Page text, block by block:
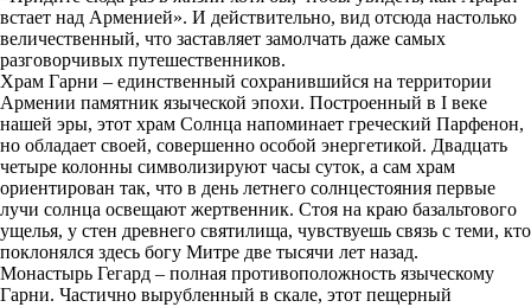
встает над Арменией». И действительно, вид отсюда настолько
величественный, что заставляет замолчать даже самых
разговорчивых путешественников.
Храм Гарни – единственный сохранившийся на территории
Армении памятник языческой эпохи. Построенный в I веке
нашей эры, этот храм Солнца напоминает греческий Парфенон,
но обладает своей, совершенно особой энергетикой. Двадцать
четыре колонны символизируют часы суток, а сам храм
ориентирован так, что в день летнего солнцестояния первые
лучи солнца освещают жертвенник. Стоя на краю базальтового
ущелья, у стен древнего святилища, чувствуешь связь с теми, кто
поклонялся здесь богу Митре две тысячи лет назад.
Монастырь Гегард – полная противоположность языческому
Гарни. Частично вырубленный в скале, этот пещерный